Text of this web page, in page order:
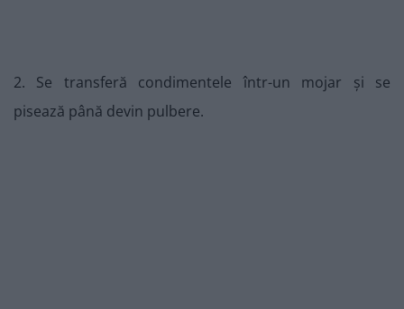
2. Se transferă condimentele într-un mojar și se
pisează până devin pulbere.